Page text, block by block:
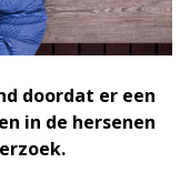
doordat er een
in de hersenen